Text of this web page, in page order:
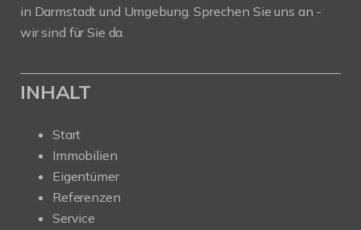
in Darmstadt und Umgebung. Sprechen Sie uns an -
wir sind für Sie da.
INHALT
Start
Immobilien
Eigentümer
Referenzen
Service